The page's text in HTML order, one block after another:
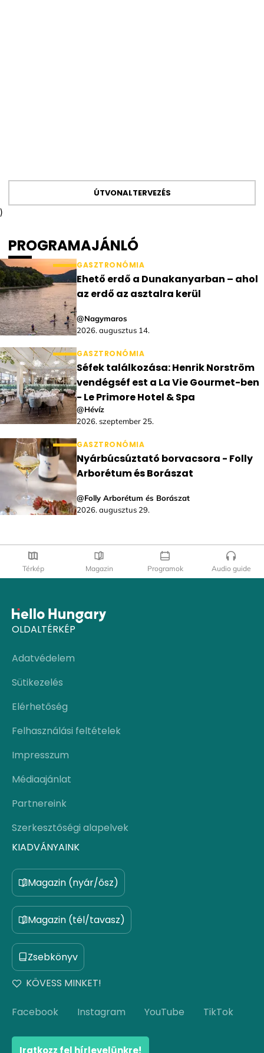
ÚTVONALTERVEZÉS
)
PROGRAMAJÁNLÓ
GASZTRONÓMIA
Ehető erdő a Dunakanyarban – ahol
az erdő az asztalra kerül
@Nagymaros
2026. augusztus 14.
GASZTRONÓMIA
Séfek találkozása: Henrik Norström
vendégséf est a La Vie Gourmet-ben
- Le Primore Hotel & Spa
@Hévíz
2026. szeptember 25.
GASZTRONÓMIA
Nyárbúcsúztató borvacsora - Folly
Arborétum és Borászat
@Folly Arborétum és Borászat
2026. augusztus 29.
Térkép Magazin Programok Audio guide
OLDALTÉRKÉP
Adatvédelem
Sütikezelés
Elérhetőség
Felhasználási feltételek
Impresszum
Médiaajánlat
Partnereink
Szerkesztőségi alapelvek
KIADVÁNYAINK
Magazin (nyár/ősz)
Magazin (tél/tavasz)
Zsebkönyv
KÖVESS MINKET!
Facebook Instagram YouTube TikTok
Iratkozz fel hírlevelünkre!